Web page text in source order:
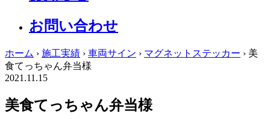
お問い合わせ
ホーム › 施工実績 › 車両サイン › マグネットステッカー › 美
食てっちゃん弁当様
2021.11.15
美食てっちゃん弁当様